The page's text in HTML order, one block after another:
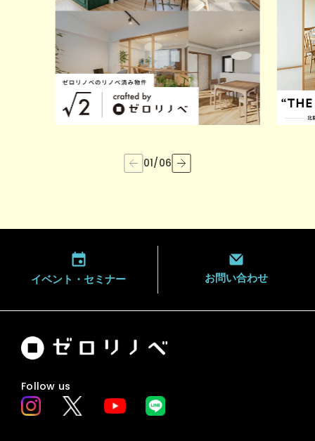
01/06
イベント・ セミナー お問い合わせ
Follow us